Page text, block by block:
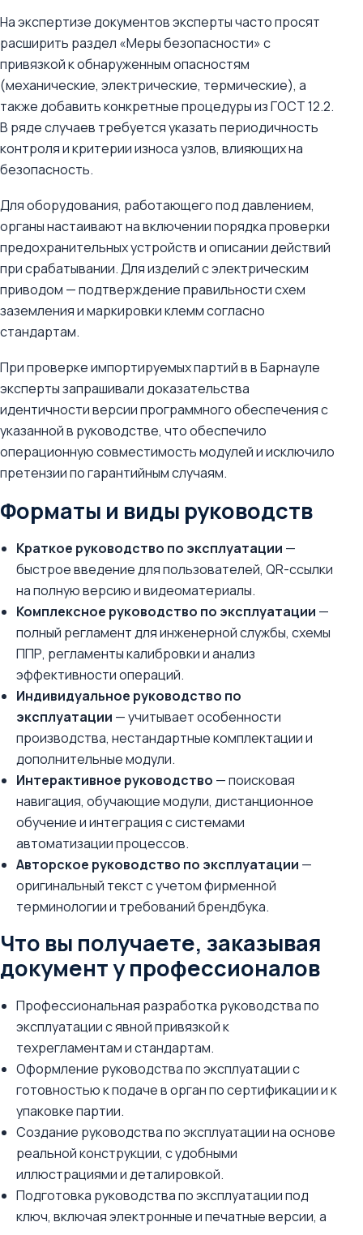
На экспертизе документов эксперты часто просят
расширить раздел «Меры безопасности» с
привязкой к обнаруженным опасностям
(механические, электрические, термические), а
также добавить конкретные процедуры из ГОСТ 12.2.
В ряде случаев требуется указать периодичность
контроля и критерии износа узлов, влияющих на
безопасность.
Для оборудования, работающего под давлением,
органы настаивают на включении порядка проверки
предохранительных устройств и описании действий
при срабатывании. Для изделий с электрическим
приводом — подтверждение правильности схем
заземления и маркировки клемм согласно
стандартам.
При проверке импортируемых партий в в Барнауле
эксперты запрашивали доказательства
идентичности версии программного обеспечения с
указанной в руководстве, что обеспечило
операционную совместимость модулей и исключило
претензии по гарантийным случаям.
Форматы и виды руководств
Краткое руководство по эксплуатации —
быстрое введение для пользователей, QR-ссылки
на полную версию и видеоматериалы.
Комплексное руководство по эксплуатации —
полный регламент для инженерной службы, схемы
ППР, регламенты калибровки и анализ
эффективности операций.
Индивидуальное руководство по
эксплуатации — учитывает особенности
производства, нестандартные комплектации и
дополнительные модули.
Интерактивное руководство — поисковая
навигация, обучающие модули, дистанционное
обучение и интеграция с системами
автоматизации процессов.
Авторское руководство по эксплуатации —
оригинальный текст с учетом фирменной
терминологии и требований брендбука.
Что вы получаете, заказывая
документ у профессионалов
Профессиональная разработка руководства по
эксплуатации с явной привязкой к
техрегламентам и стандартам.
Оформление руководства по эксплуатации с
готовностью к подаче в орган по сертификации и к
упаковке партии.
Создание руководства по эксплуатации на основе
реальной конструкции, с удобными
иллюстрациями и деталировкой.
Подготовка руководства по эксплуатации под
ключ, включая электронные и печатные версии, а